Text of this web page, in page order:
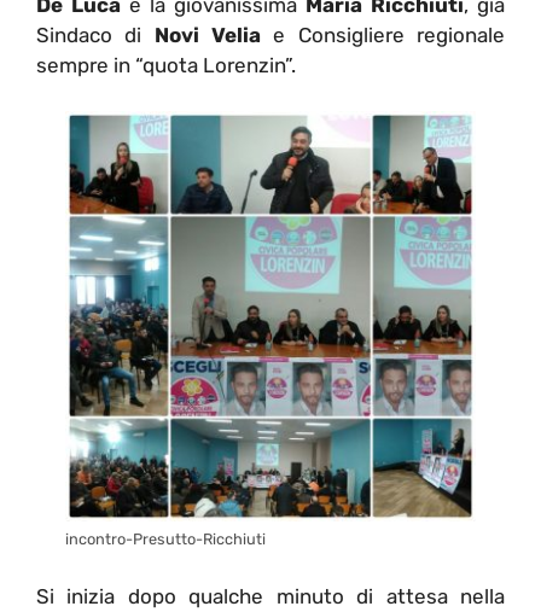
Sindaco di Novi Velia e Consigliere regionale
sempre in “quota Lorenzin”.
incontro-Presutto-Ricchiuti
Si inizia dopo qualche minuto di attesa nella